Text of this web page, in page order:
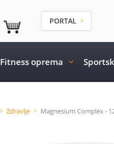
PORTAL
Fitness oprema
Zdravlje Magnesium Complex -